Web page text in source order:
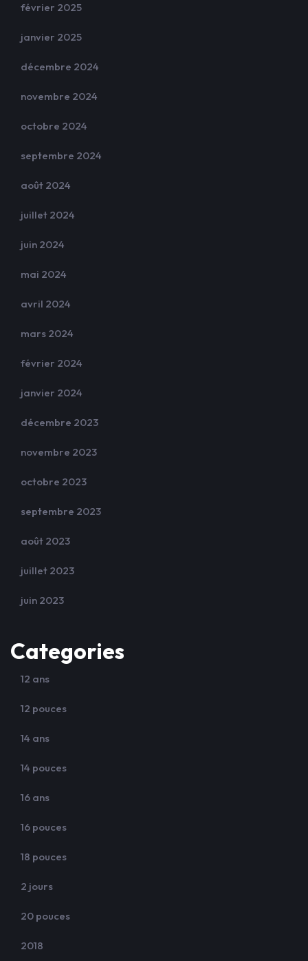
février 2025
janvier 2025
décembre 2024
novembre 2024
octobre 2024
septembre 2024
août 2024
juillet 2024
juin 2024
mai 2024
avril 2024
mars 2024
février 2024
janvier 2024
décembre 2023
novembre 2023
octobre 2023
septembre 2023
août 2023
juillet 2023
juin 2023
Categories
12 ans
12 pouces
14 ans
14 pouces
16 ans
16 pouces
18 pouces
2 jours
20 pouces
2018